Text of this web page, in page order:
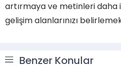
artırmaya ve metinleri daha
gelişim alanlarınızı
Benzer Konular